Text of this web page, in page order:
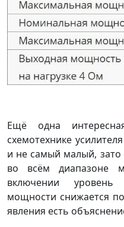
Ещё одна
схемотехнике
и не самый малый, зато
во всём диапазоне
включении
мощности снижается
явления есть